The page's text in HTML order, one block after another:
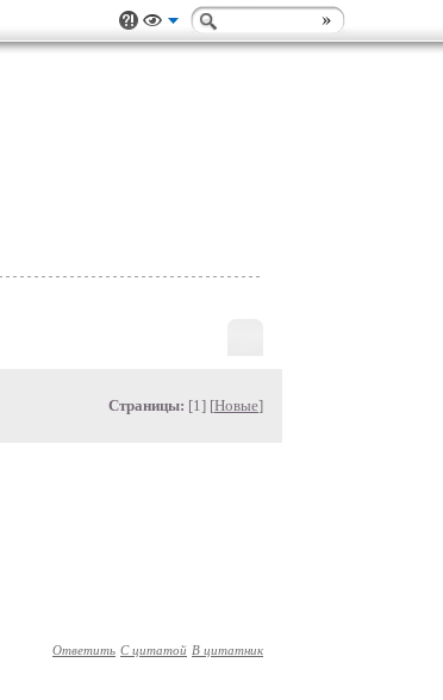
Страницы: [1] [Новые]
Ответить С цитатой В цитатник